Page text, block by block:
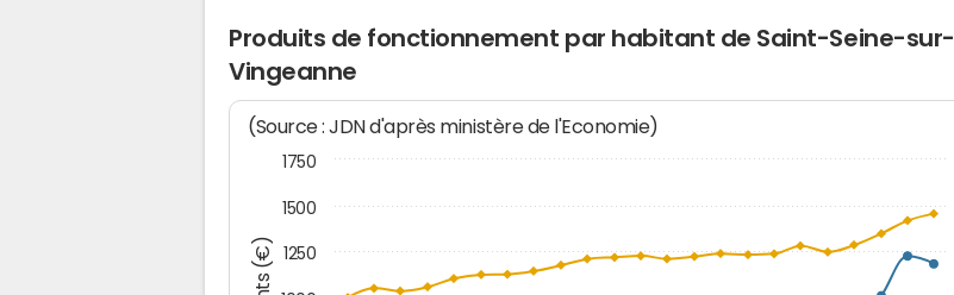
Produits de fonctionnement par habitant de Saint-Seine-sur-
Vingeanne
(Source : JDN d'après ministère de l'Economie)
1250
1500
1750